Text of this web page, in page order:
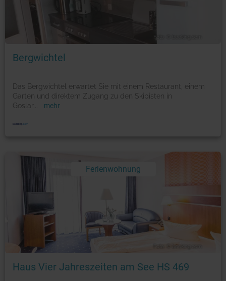
Bergwichtel
Das Bergwichtel erwartet Sie mit einem Restaurant, einem
Garten und direktem Zugang zu den Skipisten in
Goslar
mehr
Ferienwohnung
Haus Vier Jahreszeiten am See HS 469